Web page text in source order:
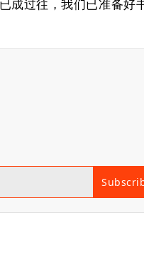
成过往，我们已准备好